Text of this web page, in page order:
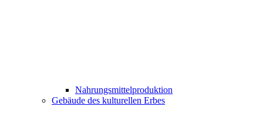
Nahrungsmittelproduktion
Gebäude des kulturellen Erbes